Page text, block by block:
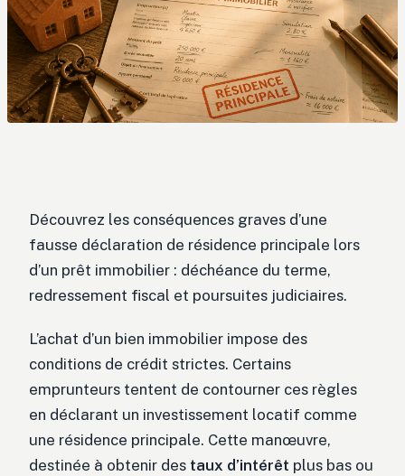
Découvrez les conséquences graves d’une
fausse déclaration de résidence principale lors
d’un prêt immobilier : déchéance du terme,
redressement fiscal et poursuites judiciaires.
L’achat d’un bien immobilier impose des
conditions de crédit strictes. Certains
emprunteurs tentent de contourner ces règles
en déclarant un investissement locatif comme
une résidence principale. Cette manœuvre,
destinée à obtenir des taux d’intérêt plus bas ou